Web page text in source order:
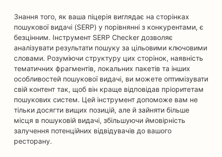
Знання того, як ваша піцерія виглядає на сторінках
пошукової видачі (SERP) у порівнянні з конкурентами, є
безцінним. Інструмент SERP Checker дозволяє
аналізувати результати пошуку за цільовими ключовими
словами. Розуміючи структуру цих сторінок, наявність
тематичних фрагментів, локальних пакетів та інших
особливостей пошукової видачі, ви можете оптимізувати
свій контент так, щоб він краще відповідав пріоритетам
пошукових систем. Цей інструмент допоможе вам не
тільки досягти вищих позицій, але й зайняти більше
місця в пошуковій видачі, збільшуючи ймовірність
залучення потенційних відвідувачів до вашого
ресторану.